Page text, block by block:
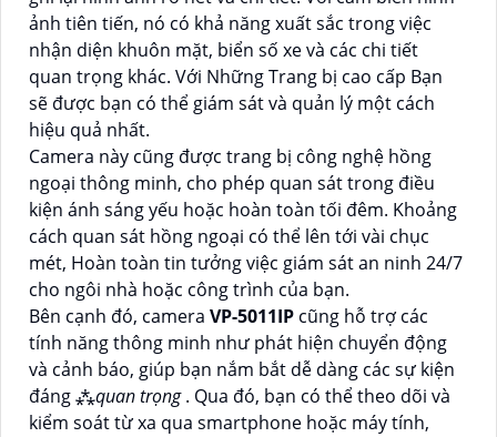
ảnh tiên tiến, nó có khả năng xuất sắc trong việc
nhận diện khuôn mặt, biển số xe và các chi tiết
quan trọng khác. Với Những Trang bị cao cấp Bạn
sẽ được bạn có thể giám sát và quản lý một cách
hiệu quả nhất.
Camera này cũng được trang bị công nghệ hồng
ngoại thông minh, cho phép quan sát trong điều
kiện ánh sáng yếu hoặc hoàn toàn tối đêm. Khoảng
cách quan sát hồng ngoại có thể lên tới vài chục
mét, Hoàn toàn tin tưởng việc giám sát an ninh 24/7
cho ngôi nhà hoặc công trình của bạn.
Bên cạnh đó, camera VP-5011IP cũng hỗ trợ các
tính năng thông minh như phát hiện chuyển động
và cảnh báo, giúp bạn nắm bắt dễ dàng các sự kiện
đáng ⁂quan trọng. Qua đó, bạn có thể theo dõi và
kiểm soát từ xa qua smartphone hoặc máy tính,